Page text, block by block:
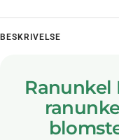
BESKRIVELSE
Ranunkel